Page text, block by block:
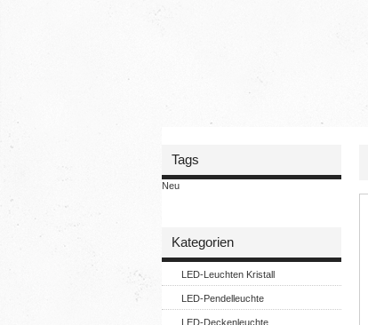
Tags
Neu
Kategorien
LED-Leuchten Kristall
LED-Pendelleuchte
LED-Deckenleuchte